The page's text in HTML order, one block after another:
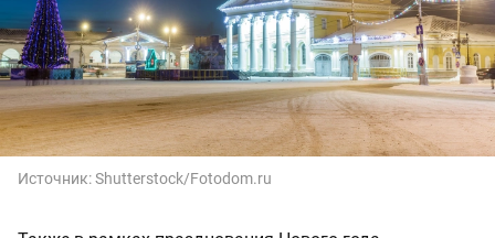
Источник:Shutterstock/Fotodom.ru